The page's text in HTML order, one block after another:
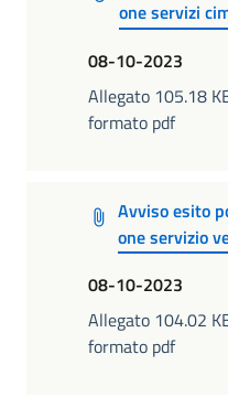
one servizi
08-10-2023
Allegato 105.18
formato pdf
Avviso esito
one servizio
08-10-2023
Allegato 104.02
formato pdf